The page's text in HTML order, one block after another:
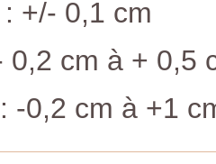
+/- 0,1 cm
0,2 cm à + 0,5
-0,2 cm à +1